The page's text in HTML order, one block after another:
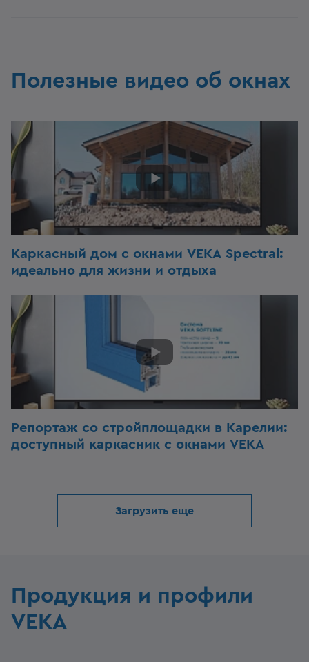
Полезные видео об окнах
Каркасный дом c окнами VEKA Spectral:
идеально для жизни и отдыха
Репортаж со стройплощадки в Карелии:
доступный каркасник с окнами VEKA
Загрузить еще
Продукция и профили
VEKA